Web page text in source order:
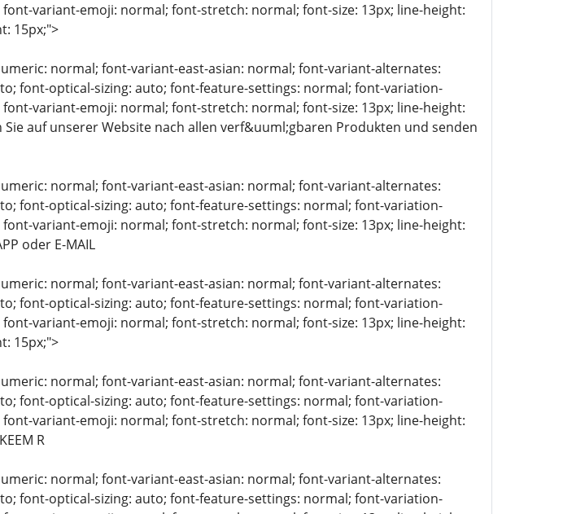
variant-emoji: normal; font-stretch: normal; font-size: 13px; line-height:
15px;">
normal; font-variant-east-asian: normal; font-variant-alternates:
font-optical-sizing: auto; font-feature-settings: normal; font-variation-
variant-emoji: normal; font-stretch: normal; font-size: 13px; line-height:
auf unserer Website nach allen verf&uuml;gbaren Produkten und senden
normal; font-variant-east-asian: normal; font-variant-alternates:
font-optical-sizing: auto; font-feature-settings: normal; font-variation-
variant-emoji: normal; font-stretch: normal; font-size: 13px; line-height:
oder E-MAIL
normal; font-variant-east-asian: normal; font-variant-alternates:
font-optical-sizing: auto; font-feature-settings: normal; font-variation-
variant-emoji: normal; font-stretch: normal; font-size: 13px; line-height:
15px;">
normal; font-variant-east-asian: normal; font-variant-alternates:
font-optical-sizing: auto; font-feature-settings: normal; font-variation-
variant-emoji: normal; font-stretch: normal; font-size: 13px; line-height:
R
normal; font-variant-east-asian: normal; font-variant-alternates:
font-optical-sizing: auto; font-feature-settings: normal; font-variation-